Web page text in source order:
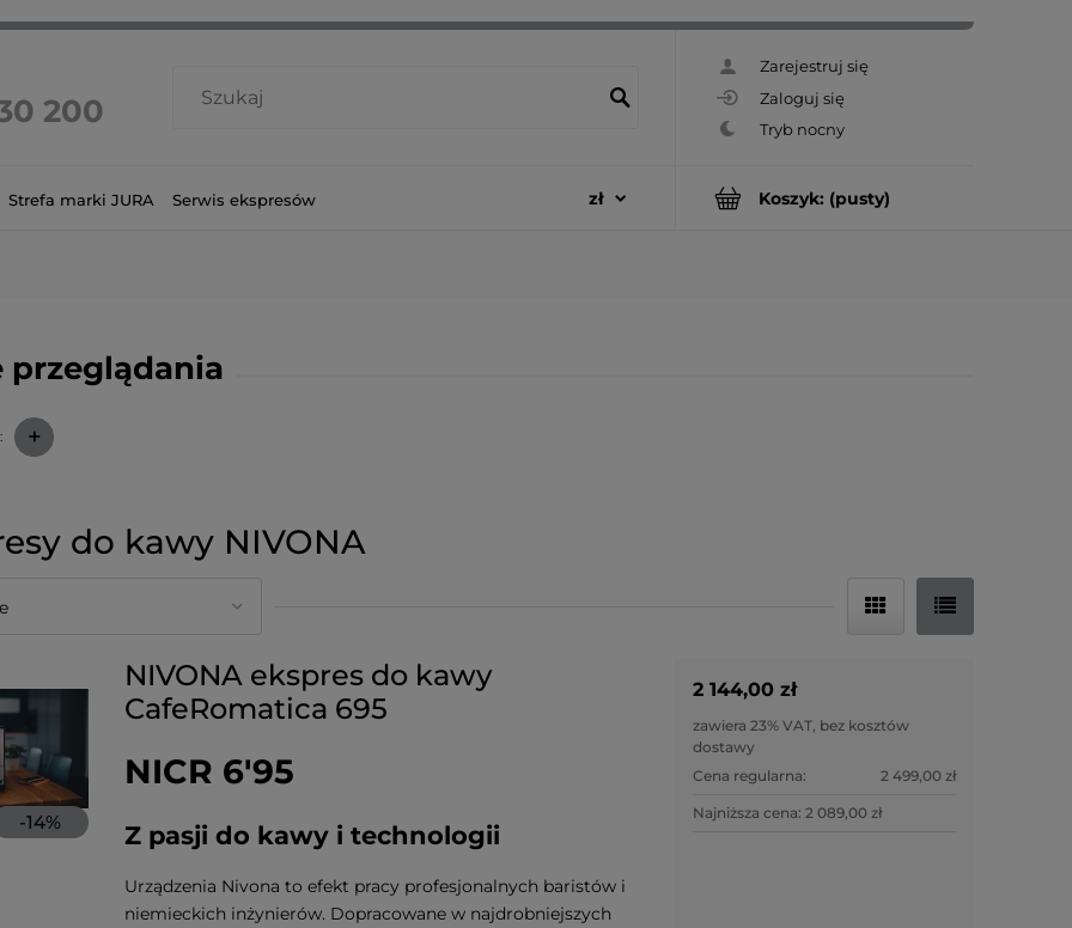
Zarejestruj się
Zaloguj się
200
Koszyk: (pusty)
Strefa marki JURA Serwis ekspresów
przeglądania
+
do kawy NIVONA
-14%
NIVONA ekspres do kawy
CafeRomatica 695
NICR 6'95
Z pasji do kawy i technologii
Urządzenia Nivona to efekt pracy profesjonalnych baristów i
niemieckich inżynierów. Dopracowane w najdrobniejszych
2 144,00 zł
zawiera 23% VAT, bez kosztów
dostawy
Cena regularna:
2 499,00 zł
Najniższa cena: 2 089,00 zł